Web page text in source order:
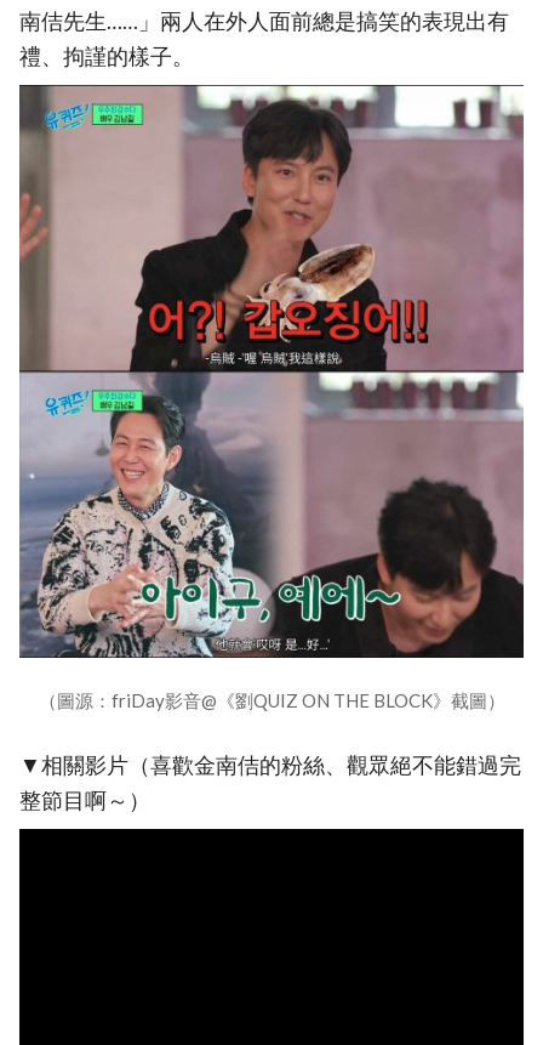
南佶先生……」兩人在外人面前總是搞笑的表現出有
禮、拘謹的樣子。
（圖源：friDay影音@《劉QUIZ ON THE BLOCK》截圖）
▼相關影片（喜歡金南佶的粉絲、觀眾絕不能錯過完
整節目啊～）